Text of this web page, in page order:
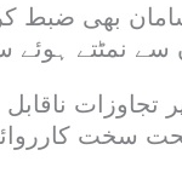
بھی ضبط
سے نمٹتے
سخت